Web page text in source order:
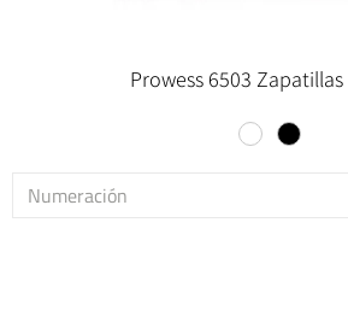
Prowess 6503 Zapatillas